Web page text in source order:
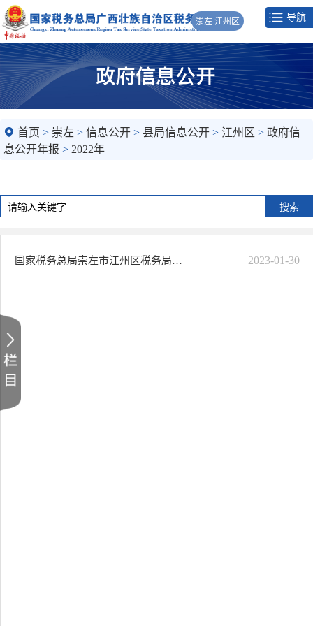
崇左 江州区 导航
首页 > 崇左 > 信息公开 > 县局信息公开 > 江州区 > 政府信
息公开年报 > 2022年
国家税务总局崇左市江州区税务局2022年政府信息公开工作年度报告 2023-01-30